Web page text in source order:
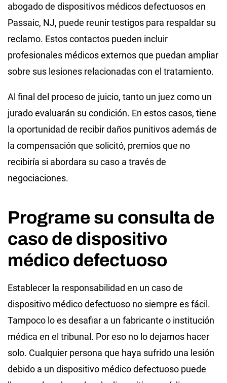
abogado de dispositivos médicos defectuosos en
Passaic, NJ, puede reunir testigos para respaldar su
reclamo. Estos contactos pueden incluir
profesionales médicos externos que puedan ampliar
sobre sus lesiones relacionadas con el tratamiento.
Al final del proceso de juicio, tanto un juez como un
jurado evaluarán su condición. En estos casos, tiene
la oportunidad de recibir daños punitivos además de
la compensación que solicitó, premios que no
recibiría si abordara su caso a través de
negociaciones.
Programe su consulta de
caso de dispositivo
médico defectuoso
Establecer la responsabilidad en un caso de
dispositivo médico defectuoso no siempre es fácil.
Tampoco lo es desafiar a un fabricante o institución
médica en el tribunal. Por eso no lo dejamos hacer
solo. Cualquier persona que haya sufrido una lesión
debido a un dispositivo médico defectuoso puede